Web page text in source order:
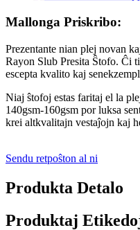
Mallonga Priskribo:
Prezentante nian plej novan
Rayon Slub Presita Ŝtofo. Ĉi
escepta kvalito kaj
Niaj ŝtofoj estas faritaj el la
140gsm-160gsm por luksa
krei altkvalitajn vestaĵojn kaj
Sendu retpoŝton al ni
Produkta Detalo
Produktaj